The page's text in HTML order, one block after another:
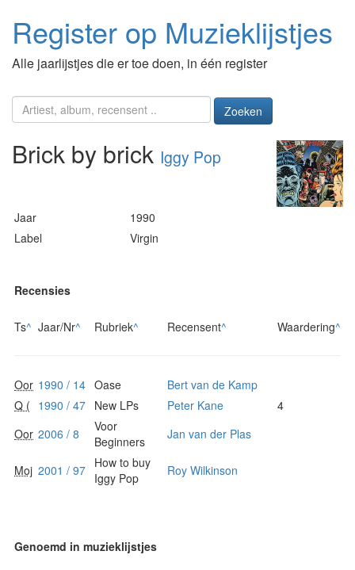
Register op Muzieklijstjes
Alle jaarlijstjes die er toe doen, in één register
Zoeken
Brick by brick Iggy Pop
Jaar
1990
Label
Virgin
Recensies
Ts^ Jaar/Nr^ Rubriek^ Recensent^ Waardering^
Oor 1990 / 14 Oase
Bert van de Kamp
Q ( 1990 / 47 New LPs Peter Kane
4
Oor 2006 / 8
Voor
Beginners
Jan van der Plas
Moj 2001 / 97 How to buy
Iggy Pop
Roy Wilkinson
Genoemd in muzieklijstjes